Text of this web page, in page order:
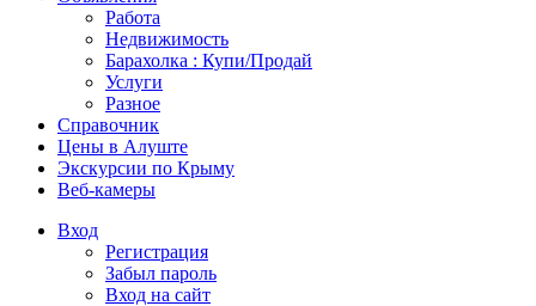
Работа
Недвижимость
Барахолка : Купи/Продай
Услуги
Разное
Справочник
Цены в Алуште
Экскурсии по Крыму
Веб-камеры
Вход
Регистрация
Забыл пароль
Вход на сайт